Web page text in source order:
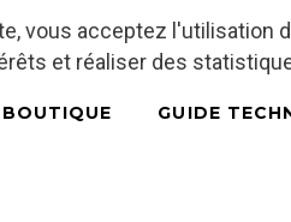
BOUTIQUE GUIDE
vous acceptez
et réaliser des